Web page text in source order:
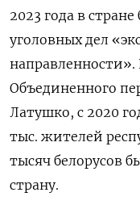
2023 года в
уголовных дел
Объединенного
Латушко, с 2020
тыс. жителей
тысяч белорусов
страну.